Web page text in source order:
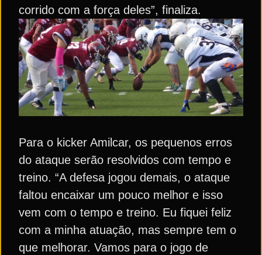
corrido com a força deles”, finaliza.
Para o kicker Amilcar, os pequenos erros
do ataque serão resolvidos com tempo e
treino. “A defesa jogou demais, o ataque
faltou encaixar um pouco melhor e isso
vem com o tempo e treino. Eu fiquei feliz
com a minha atuação, mas sempre tem o
que melhorar. Vamos para o jogo de